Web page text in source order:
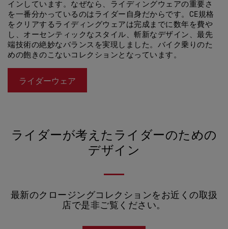
インしています。なぜなら、ライディングウェアの重要さ
を一番分かっているのはライダー自身だからです。CE規格
をクリアするライディングウェアは完成までに数年を費や
し、オーセンティックなスタイル、斬新なデザイン、最先
端技術の絶妙なバランスを実現しました。バイク乗りのた
めの飽きのこないコレクションとなっています。
ライダーウェア
ライダーが考えたライダーのための
デザイン
最新のクロージングコレクションをお近くの取扱
店で是非ご覧ください。